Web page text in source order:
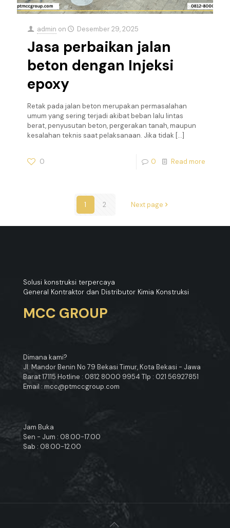
admin on Desember 29, 2025
Jasa perbaikan jalan
beton dengan Injeksi
epoxy
Retak pada jalan beton merupakan permasalahan
umum yang sering terjadi akibat beban lalu lintas
berat, penyusutan beton, pergerakan tanah, maupun
kesalahan teknis saat pelaksanaan. Jika tidak […]
0 0 Read more
1 2 Next page
Solusi konstruksi terpercaya
General Kontraktor dan Distributor Kimia Konstruksi
MCC GROUP
Dimana kami?
Jl. Mandor Benin No 79 Bekasi Timur, Kota Bekasi - Jawa
Barat 17115 Hotline : 0812 8000 9954 Tlp : 021 56927851
Email : mcc@ptmccgroup.com
Jam Buka
Sen - Jum : 08.00-17.00
Sab : 08.00-12.00